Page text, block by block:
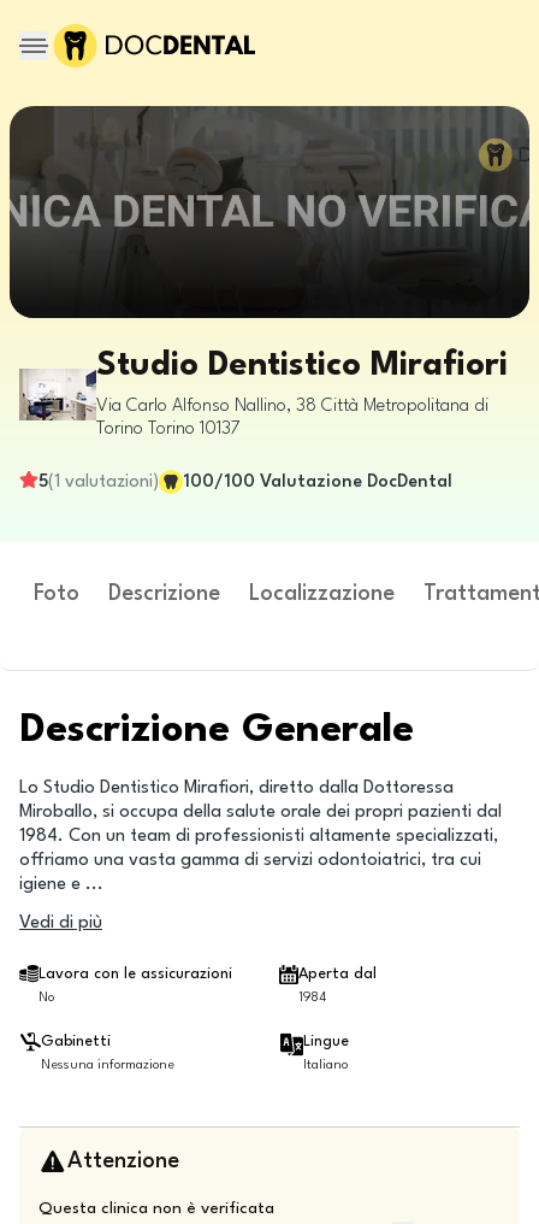
Studio Dentistico Mirafiori
Via Carlo Alfonso Nallino, 38 Città Metropolitana di
Torino Torino 10137
5(1 valutazioni) 100/100 Valutazione DocDental
Foto Descrizione Localizzazione
Descrizione Generale
Lo Studio Dentistico Mirafiori, diretto dalla Dottoressa
Miroballo, si occupa della salute orale dei propri pazienti dal
1984. Con un team di professionisti altamente specializzati,
offriamo una vasta gamma di servizi odontoiatrici, tra cui
igiene e ...
Vedi di più
Lavora con le assicurazioni
No
Aperta dal
1984
Gabinetti
Nessuna informazione
Lingue
Italiano
Attenzione
Questa clinica non è verificata